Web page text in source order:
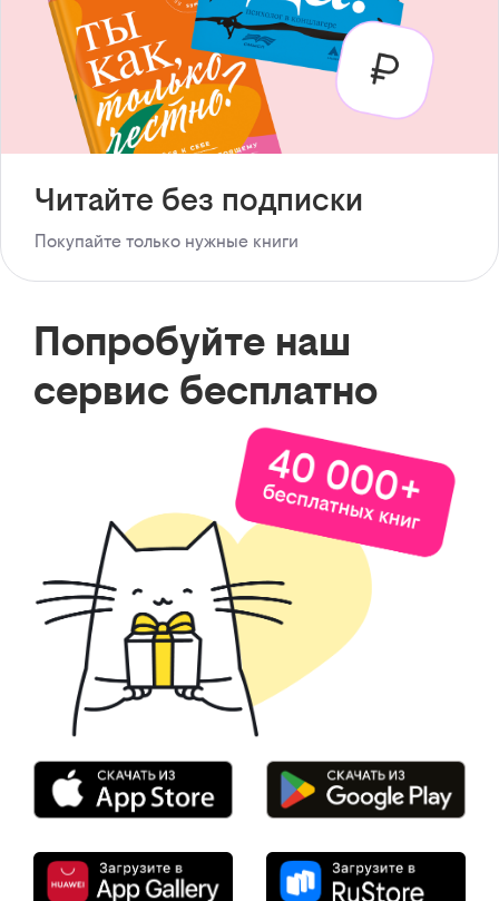
Читайте без подписки
Покупайте только нужные книги
Попробуйте наш
сервис бесплатно